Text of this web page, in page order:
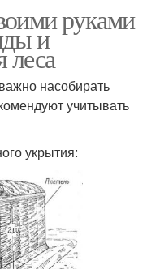
руками
и
насобирать
учитывать
укрытия: